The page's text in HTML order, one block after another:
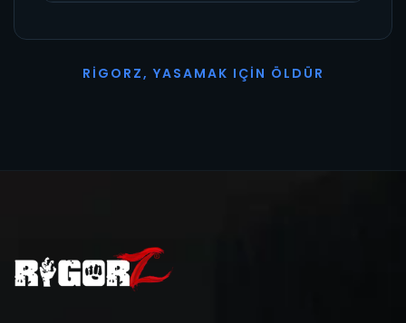
R I G O R Z, YASAMAK I ÇI N Ö L D Ü R